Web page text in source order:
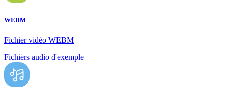
WEBM
Fichier vidéo WEBM
Fichiers audio d'exemple